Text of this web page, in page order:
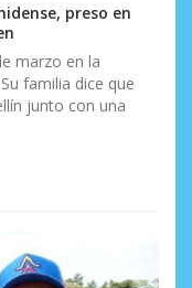
preso en
marzo en la
familia dice que
junto con una